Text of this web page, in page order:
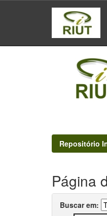
navigation
Repositório
Página
Buscar em: